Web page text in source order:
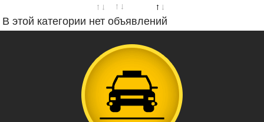
В этой категории нет объявлений